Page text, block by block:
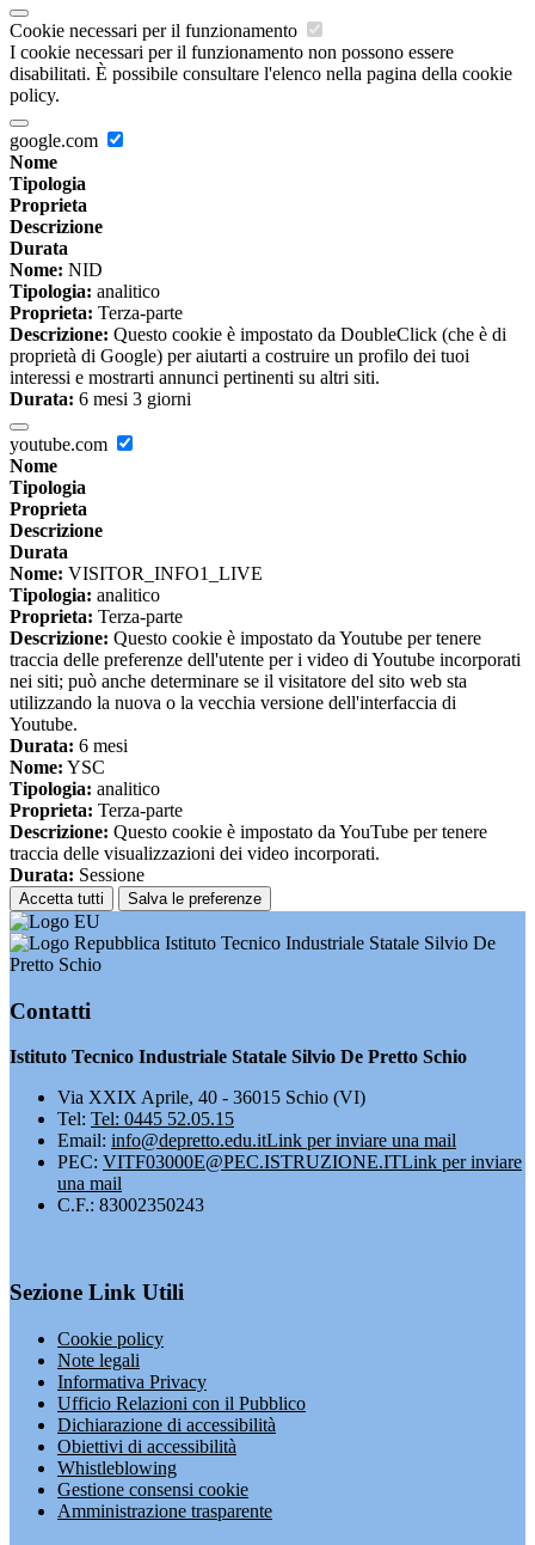
Cookie necessari per il funzionamento
I cookie necessari per il funzionamento non possono essere
disabilitati. È possibile consultare l'elenco nella pagina della cookie
policy.
google.com
Nome
Tipologia
Proprieta
Descrizione
Durata
Nome: NID
Tipologia: analitico
Proprieta: Terza-parte
Descrizione: Questo cookie è impostato da DoubleClick (che è di
proprietà di Google) per aiutarti a costruire un profilo dei tuoi
interessi e mostrarti annunci pertinenti su altri siti.
Durata: 6 mesi 3 giorni
youtube.com
Nome
Tipologia
Proprieta
Descrizione
Durata
Nome: VISITOR_INFO1_LIVE
Tipologia: analitico
Proprieta: Terza-parte
Descrizione: Questo cookie è impostato da Youtube per tenere
traccia delle preferenze dell'utente per i video di Youtube incorporati
nei siti; può anche determinare se il visitatore del sito web sta
utilizzando la nuova o la vecchia versione dell'interfaccia di
Youtube.
Durata: 6 mesi
Nome: YSC
Tipologia: analitico
Proprieta: Terza-parte
Descrizione: Questo cookie è impostato da YouTube per tenere
traccia delle visualizzazioni dei video incorporati.
Durata: Sessione
Accetta tutti Salva le preferenze
Istituto Tecnico Industriale Statale Silvio De
Pretto Schio
Contatti
Istituto Tecnico Industriale Statale Silvio De Pretto Schio
Via XXIX Aprile, 40 - 36015 Schio (VI)
Tel: Tel: 0445 52.05.15
Email: info@depretto.edu.itLink per inviare una mail
PEC: VITF03000E@PEC.ISTRUZIONE.ITLink per inviare
una mail
C.F.: 83002350243
Sezione Link Utili
Cookie policy
Note legali
Informativa Privacy
Ufficio Relazioni con il Pubblico
Dichiarazione di accessibilità
Obiettivi di accessibilità
Whistleblowing
Gestione consensi cookie
Amministrazione trasparente